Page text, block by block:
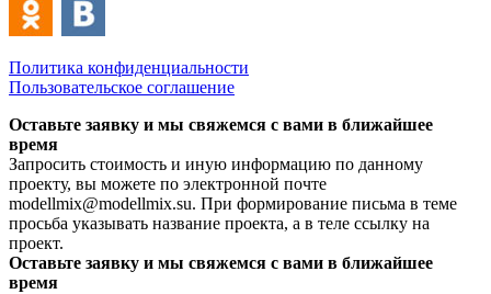
Политика конфиденциальности
Пользовательское соглашение
Оставьте заявку и мы свяжемся с вами в ближайшее
время
Запросить стоимость и иную информацию по данному
проекту, вы можете по электронной почте
modellmix@modellmix.su. При формирование письма в теме
просьба указывать название проекта, а в теле ссылку на
проект.
Оставьте заявку и мы свяжемся с вами в ближайшее
время